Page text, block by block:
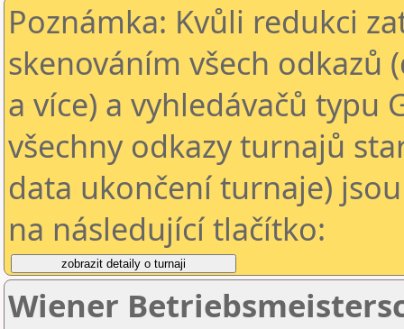
Poznámka: Kvůli redukci
skenováním všech odkazů
a více) a vyhledávačů typu
všechny odkazy turnajů
data ukončení turnaje)
na následující tlačítko:
Wiener